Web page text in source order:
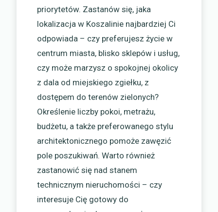
priorytetów. Zastanów się, jaka
lokalizacja w Koszalinie najbardziej Ci
odpowiada – czy preferujesz życie w
centrum miasta, blisko sklepów i usług,
czy może marzysz o spokojnej okolicy
z dala od miejskiego zgiełku, z
dostępem do terenów zielonych?
Określenie liczby pokoi, metrażu,
budżetu, a także preferowanego stylu
architektonicznego pomoże zawęzić
pole poszukiwań. Warto również
zastanowić się nad stanem
technicznym nieruchomości – czy
interesuje Cię gotowy do